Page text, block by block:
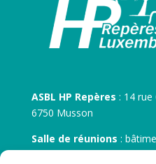
ASBL HP Repères : 14 rue
6750 Musson
Salle de réunions :
30 rue Zénobe Gramme –